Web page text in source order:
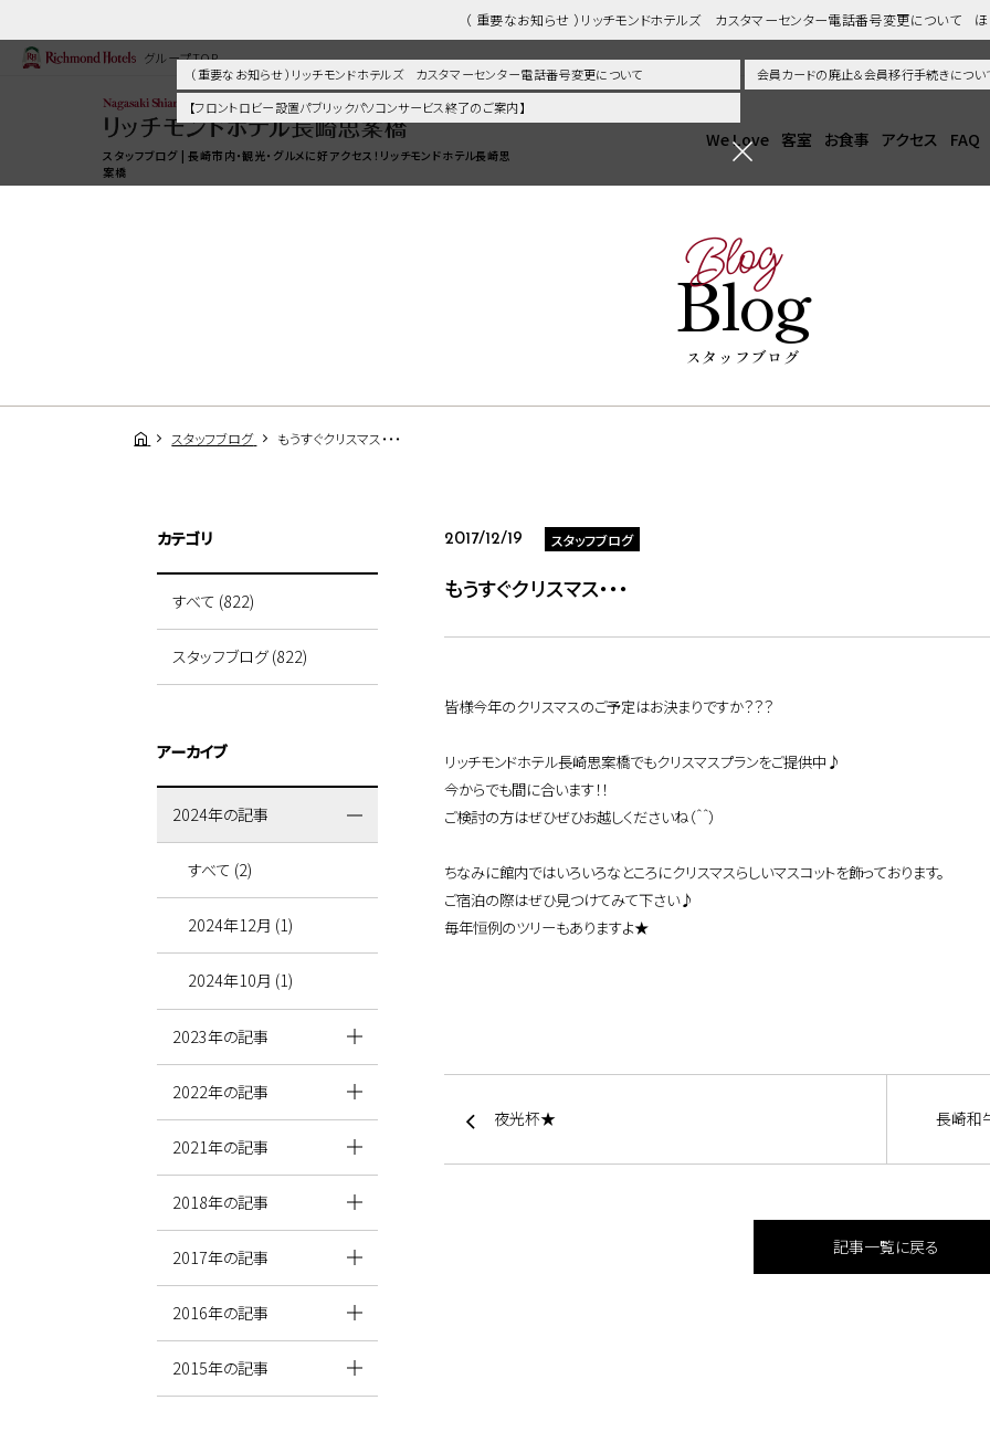
（ 重要なお知らせ ）リッチモンドホテルズ カスタマーセンター電話番号変更について
（ 重要なお知らせ ）リッチモンドホテルズ カスタマーセンター電話番号変更について
会員カードの廃止＆会員移行手続きについ
【フロントロビー設置パブリックパソコンサービス終了のご案内】
グループTOP
スタッフブログ | 長崎市内・観光・グルメに好アクセス！リッチモンドホテル長崎思
案橋
We Love 客室 お食事 アクセス FAQ
Blog
Blog
スタッフブログ
スタッフブログ もうすぐクリスマス・・・
2017/12/19 スタッフブログ
もうすぐクリスマス・・・
皆様今年のクリスマスのご予定はお決まりですか？？？
リッチモンドホテル長崎思案橋でもクリスマスプランをご提供中♪
今からでも間に合います！！
ご検討の方はぜひぜひお越しくださいね（＾＾）
ちなみに館内ではいろいろなところにクリスマスらしいマスコットを飾っております。
ご宿泊の際はぜひ見つけてみて下さい♪
毎年恒例のツリーもありますよ★
夜光杯★ 長崎
記事一覧に戻る
カテゴリ
すべて (822)
スタッフブログ (822)
アーカイブ
2024年の記事
すべて (2)
2024年12月 (1)
2024年10月 (1)
2023年の記事
2022年の記事
2021年の記事
2018年の記事
2017年の記事
2016年の記事
2015年の記事